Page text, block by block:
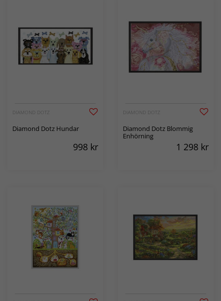
DIAMOND DOTZ
Diamond Dotz Hundar
998 kr
DIAMOND DOTZ
Diamond Dotz Blommig
Enhörning
1 298 kr